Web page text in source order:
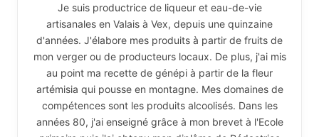
Je suis productrice de liqueur et eau-de-vie
artisanales en Valais à Vex, depuis une quinzaine
d'années. J'élabore mes produits à partir de fruits de
mon verger ou de producteurs locaux. De plus, j'ai mis
au point ma recette de génépi à partir de la fleur
artémisia qui pousse en montagne. Mes domaines de
compétences sont les produits alcoolisés. Dans les
années 80, j'ai enseigné grâce à mon brevet à l'Ecole